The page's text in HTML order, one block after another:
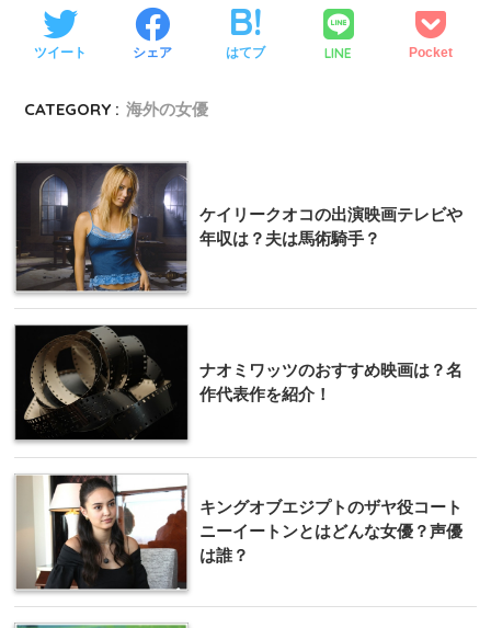
ツイート シェア はてブ LINE Pocket
CATEGORY : 海外の女優
ケイリークオコの出演映画テレビや
年収は？夫は馬術騎手？
ナオミワッツのおすすめ映画は？名
作代表作を紹介！
キングオブエジプトのザヤ役コート
ニーイートンとはどんな女優？声優
は誰？